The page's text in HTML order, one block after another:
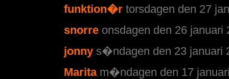
funktion�r torsdagen den 27
snorre onsdagen den 26 januari
jonny s�ndagen den 23 januari
Marita m�ndagen den 17